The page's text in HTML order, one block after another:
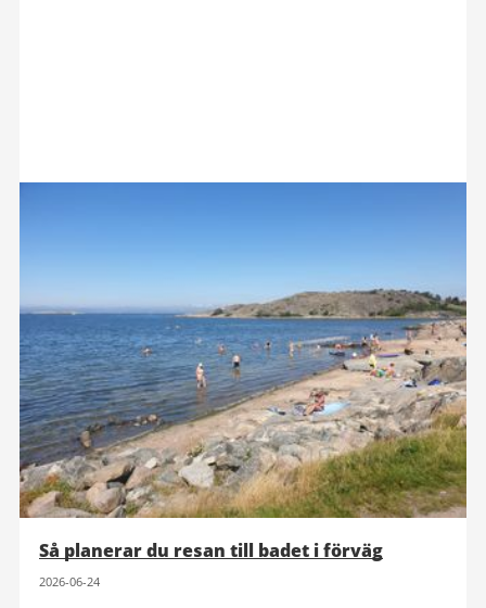
Så planerar du resan till badet i förväg
2026-06-24